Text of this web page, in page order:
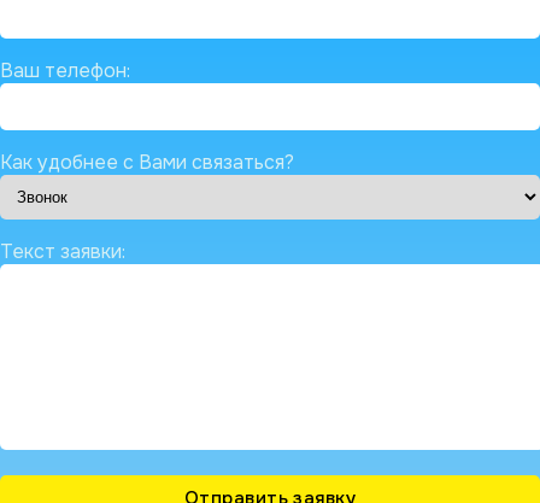
Ваш телефон:
Как удобнее с Вами связаться?
Текст заявки: